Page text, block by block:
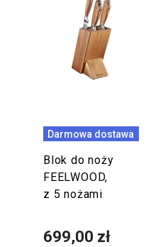
Darmowa dostawa
Blok do noży
FEELWOOD,
z 5 nożami
699,00 zł